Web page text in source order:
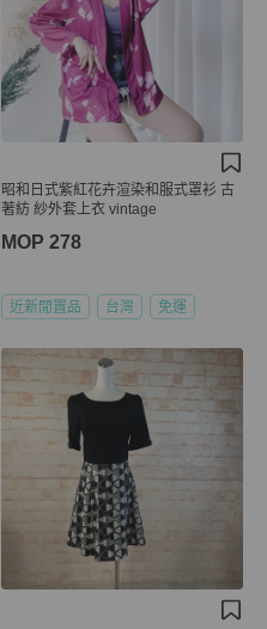
昭和日式紫紅花卉渲染和服式罩衫 古
著紡 紗外套上衣 vintage
MOP 278
近新閒置品 台灣 免運